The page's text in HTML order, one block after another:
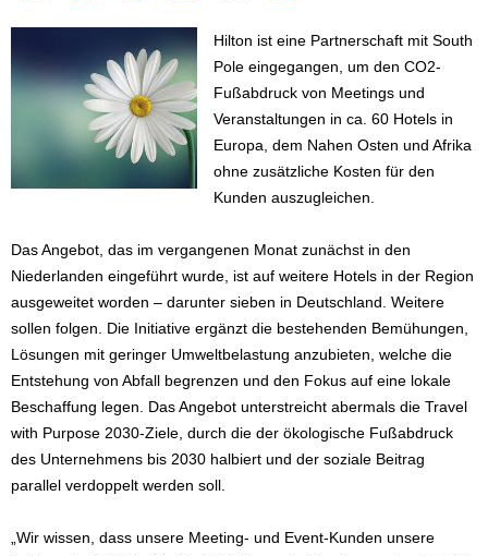
Hilton ist eine Partnerschaft mit South
Pole eingegangen, um den CO2-
Fußabdruck von Meetings und
Veranstaltungen in ca. 60 Hotels in
Europa, dem Nahen Osten und Afrika
ohne zusätzliche Kosten für den
Kunden auszugleichen.
Das Angebot, das im vergangenen Monat zunächst in den
Niederlanden eingeführt wurde, ist auf weitere Hotels in der Region
ausgeweitet worden – darunter sieben in Deutschland. Weitere
sollen folgen. Die Initiative ergänzt die bestehenden Bemühungen,
Lösungen mit geringer Umweltbelastung anzubieten, welche die
Entstehung von Abfall begrenzen und den Fokus auf eine lokale
Beschaffung legen. Das Angebot unterstreicht abermals die Travel
with Purpose 2030-Ziele, durch die der ökologische Fußabdruck
des Unternehmens bis 2030 halbiert und der soziale Beitrag
parallel verdoppelt werden soll.
„Wir wissen, dass unsere Meeting- und Event-Kunden unsere